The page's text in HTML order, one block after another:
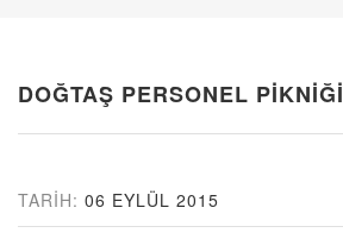
DOĞTAŞ PERSONEL PİKNİĞİ
TARIH: 06 EYLÜL 2015